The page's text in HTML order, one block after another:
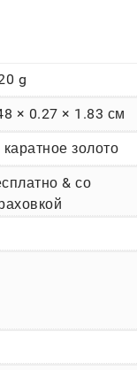
g
× 0.27 × 1.83 см
каратное золото
& со